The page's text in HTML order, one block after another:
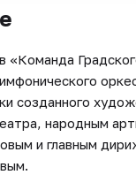
«Команда
созданного
народным
и главным